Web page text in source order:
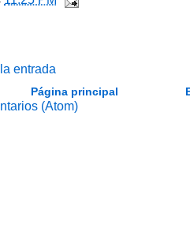
entrada
Página principal
(Atom)